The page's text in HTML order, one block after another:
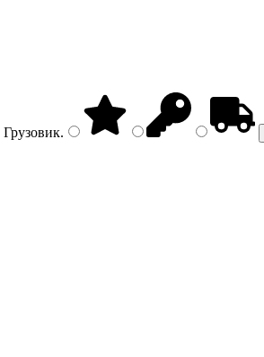
Грузовик.